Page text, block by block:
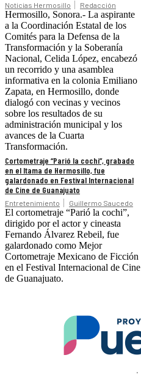
Noticias Hermosillo Redacción
Hermosillo, Sonora.- La aspirante
a la Coordinación Estatal de los
Comités para la Defensa de la
Transformación y la Soberanía
Nacional, Celida López, encabezó
un recorrido y una asamblea
informativa en la colonia Emiliano
Zapata, en Hermosillo, donde
dialogó con vecinas y vecinos
sobre los resultados de su
administración municipal y los
avances de la Cuarta
Transformación.
Cortometraje “Parió la cochi”, grabado
en el Itama de Hermosillo, fue
galardonado en Festival Internacional
de Cine de Guanajuato
Entretenimiento Guillermo Saucedo
El cortometraje “Parió la cochi”,
dirigido por el actor y cineasta
Fernando Álvarez Rebeil, fue
galardonado como Mejor
Cortometraje Mexicano de Ficción
en el Festival Internacional de Cine
de Guanajuato.
.